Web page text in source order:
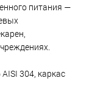
питания —
304, каркас